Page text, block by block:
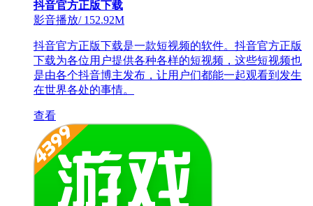
抖音官方正版下载
影音播放/152.92M
抖音官方正版下载是一款短视频的软件。抖音官方正版
下载为各位用户提供各种各样的短视频，这些短视频也
是由各个抖音博主发布，让用户们都能一起观看到发生
在世界各处的事情。
查看